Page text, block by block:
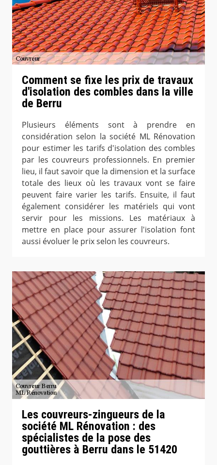
Comment se fixe les prix de travaux
d'isolation des combles dans la ville
de Berru
Plusieurs éléments sont à prendre en
considération selon la société ML Rénovation
pour estimer les tarifs d'isolation des combles
par les couvreurs professionnels. En premier
lieu, il faut savoir que la dimension et la surface
totale des lieux où les travaux vont se faire
peuvent faire varier les tarifs. Ensuite, il faut
également considérer les matériels qui vont
servir pour les missions. Les matériaux à
mettre en place pour assurer l'isolation font
aussi évoluer le prix selon les couvreurs.
Les couvreurs-zingueurs de la
société ML Rénovation : des
spécialistes de la pose des
gouttières à Berru dans le 51420